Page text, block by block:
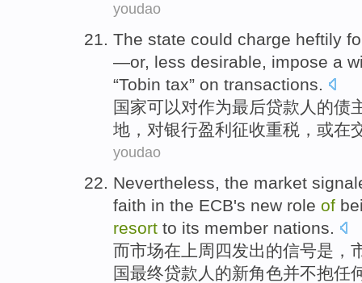
youdao
The state could charge heftily
—or, less desirable, impose a
“Tobin tax” on transactions.
国家可以对作为最后贷款人 的债
地， 对银行盈利 征收重税 ， 或在
youdao
Nevertheless, the market
faith in the ECB's new role of
resort to its member nations.
而市场在上周四发出的信号是，
国最终贷款人 的新角色并不抱任